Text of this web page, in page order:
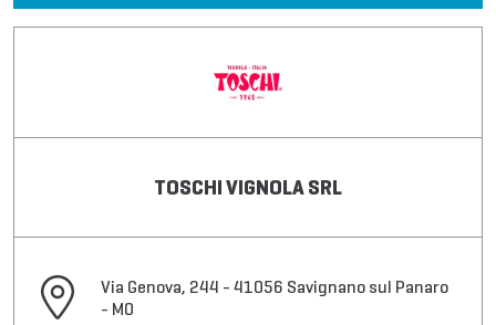
TOSCHI VIGNOLA SRL
Via Genova, 244 - 41056 Savignano sul Panaro
- MO